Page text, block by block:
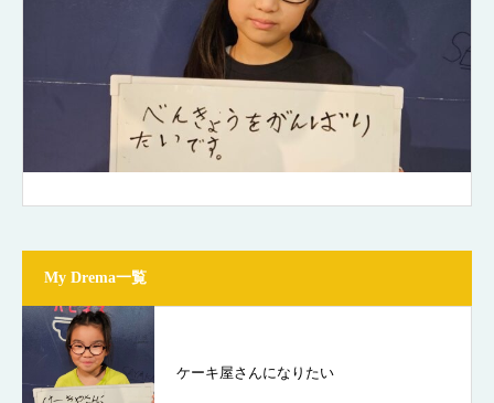
My Drema一覧
ケーキ屋さんになりたい